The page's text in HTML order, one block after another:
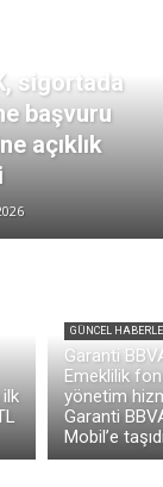
sigortada
başvuru
açıklık
GÜNCEL
Garanti
Emeklilik fon
yönetim
Garanti
Mobil’e taşıdı